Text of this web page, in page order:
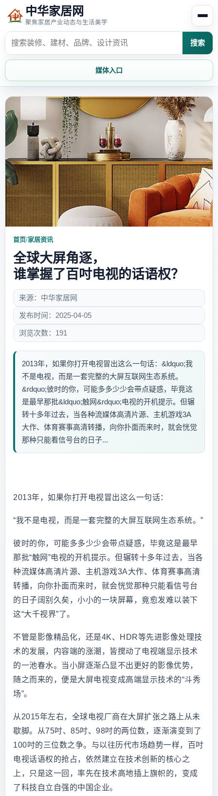
中华家居网
聚焦家居产业动态与生活美学
搜索
媒体入口
家居资讯
家居风水
时尚饰家 装修设计
家具知识 家居文化
家装攻略 创意家居
首页/家居资讯
全球大屏角逐，
谁掌握了百吋电视的话语权？
来源：中华家居网
发布时间：2025-04-05
浏览次数：191
2013年，如果你打开电视冒出这么一句话：&ldquo;我
不是电视，而是一套完整的大屏互联网生态系统。
&rdquo;彼时的你，可能多多少少会带点疑惑，毕竟这
是最早那批&ldquo;触网&rdquo;电视的开机提示。但辗
转十多年过去，当各种流媒体高清片源、主机游戏3A
大作、体育赛事高清转播，向你扑面而来时，就会恍觉
那种只能看信号台的日子...
2013年，如果你打开电视冒出这么一句话：
“我不是电视，而是一套完整的大屏互联网生态系统。”
彼时的你，可能多多少少会带点疑惑，毕竟这是最早
那批“触网”电视的开机提示。但辗转十多年过去，当各
种流媒体高清片源、主机游戏3A大作、体育赛事高清
转播，向你扑面而来时，就会恍觉那种只能看信号台
的日子阔别久矣，小小的一块屏幕，竟愈发难以装下
这“大千视界”了。
不管是影像精品化，还是4K、HDR等先进影像处理技
术的发展，内容端的涨潮，皆搅动了电视端显示技术
的一池春水。当小屏逐渐凸显不出更好的影像优势，
随之而来的，便是大屏电视变成高端显示技术的“斗秀
场”。
从2015年左右，全球电视厂商在大屏扩张之路上从未
歇脚。从75吋、85吋、98吋的两位数，逐渐演变到了
100吋的三位数之争。与以往历代市场趋势一样，百吋
电视话语权的抢占，依然建立在技术创新的核心之
上，只是这一回，率先在技术高地插上旗帜的，变成
了科技自立自强的中国企业。